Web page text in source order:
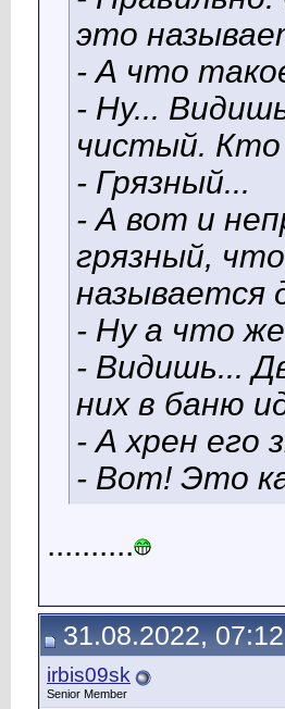
это
- А что
- Ну...
чистый. Кто
- Грязный...
- А вот и
грязный,
называется
- Ну а что
- Видишь...
них в баню
- А хрен его
- Вот! Это
..........
31.08.2022, 07:12
irbis09sk
Senior Member